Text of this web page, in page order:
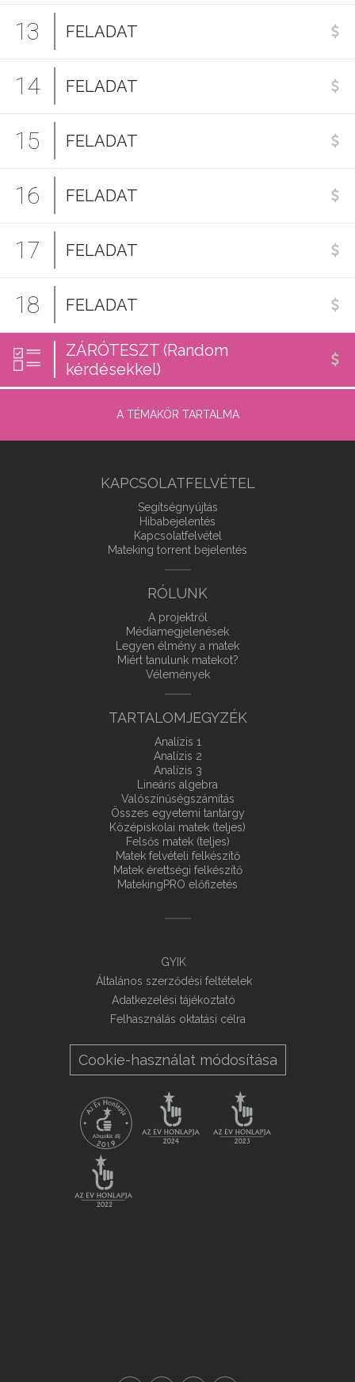
13 FELADAT
14 FELADAT
15 FELADAT
16 FELADAT
17 FELADAT
18 FELADAT
ZÁRÓTESZT (Random
kérdésekkel)
A TÉMAKÖR TARTALMA
KAPCSOLATFELVÉTEL
Segítségnyújtás
Hibabejelentés
Kapcsolatfelvétel
Mateking torrent bejelentés
RÓLUNK
A projektről
Médiamegjelenések
Legyen élmény a matek
Miért tanulunk matekot?
Vélemények
TARTALOMJEGYZÉK
Analízis 1
Analízis 2
Analízis 3
Lineáris algebra
Valószínűségszámítás
Összes egyetemi tantárgy
Középiskolai matek (teljes)
Felsős matek (teljes)
Matek felvételi felkészítő
Matek érettségi felkészítő
MatekingPRO előfizetés
GYIK
Általános szerződési feltételek
Adatkezelési tájékoztató
Felhasználás oktatási célra
Cookie-használat módosítása